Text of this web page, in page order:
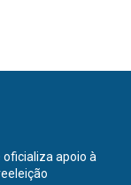
oficializa apoio à